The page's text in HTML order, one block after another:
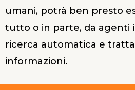
umani, potrà ben presto
tutto o in parte, da agenti
ricerca automatica e
informazioni.